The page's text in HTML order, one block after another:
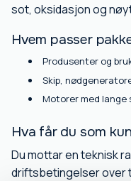
sot, oksidasjon og
Hvem passer
Produsenter og
Skip,
Motorer med
Hva får du som
Du mottar en teknisk
driftsbetingelser over